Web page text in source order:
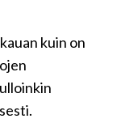
kuin on